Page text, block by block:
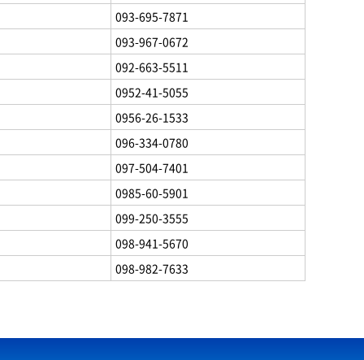
093-695-7871
093-967-0672
092-663-5511
0952-41-5055
0956-26-1533
096-334-0780
097-504-7401
0985-60-5901
099-250-3555
098-941-5670
098-982-7633